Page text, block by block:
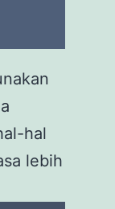
hal
lebih